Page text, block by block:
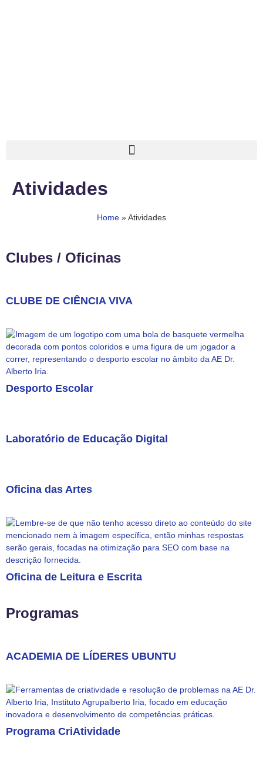
Atividades
Home »Atividades
Clubes / Oficinas
CLUBE DE CIÊNCIA VIVA​
Desporto Escolar
Laboratório de Educação Digital
Oficina das Artes
Oficina de Leitura e Escrita
Programas
ACADEMIA DE LÍDERES UBUNTU ​
Programa CriAtividade